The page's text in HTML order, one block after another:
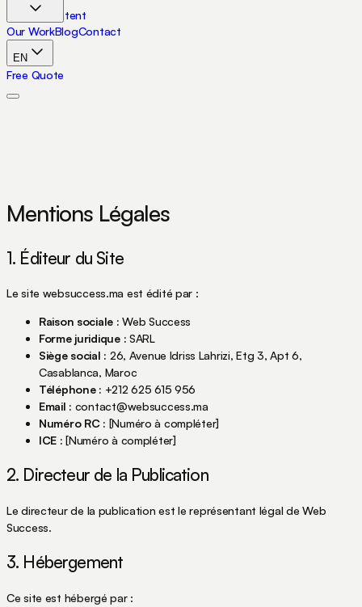
Skip to content
Our WorkBlogContact
EN
Free Quote
Mentions Légales
1. Éditeur du Site
Le site websuccess.ma est édité par :
Raison sociale : Web Success
Forme juridique : SARL
Siège social : 26, Avenue Idriss Lahrizi, Etg 3, Apt 6,
Casablanca, Maroc
Téléphone : +212 625 615 956
Email : contact@websuccess.ma
Numéro RC : [Numéro à compléter]
ICE : [Numéro à compléter]
2. Directeur de la Publication
Le directeur de la publication est le représentant légal de Web
Success.
3. Hébergement
Ce site est hébergé par :